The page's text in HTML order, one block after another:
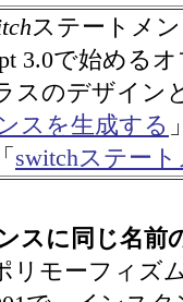
ステートメ
3.0で始める
スのデザイン
スを生成する
switchステート
スに同じ名前
リモーフィズ